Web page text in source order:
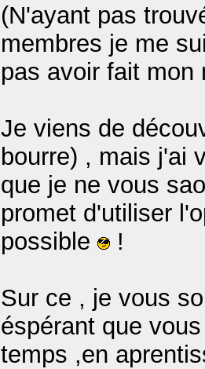
(N'ayant pas
membres je me
pas avoir fait
Je viens de
bourre) , mais j'ai
que je ne vous
promet d'utiliser
possible
!
Sur ce , je vous
éspérant que
temps ,en